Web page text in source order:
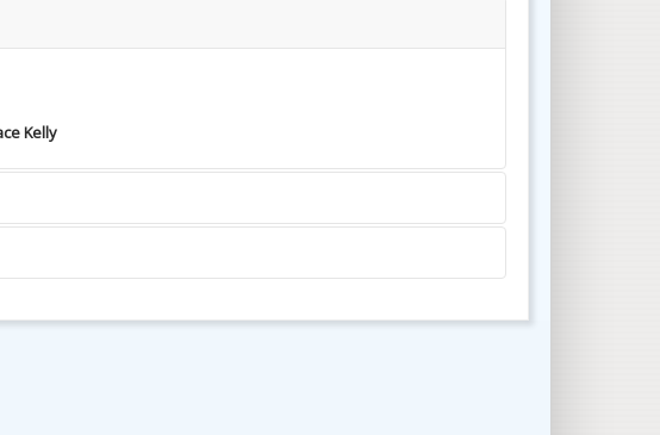
Kelly